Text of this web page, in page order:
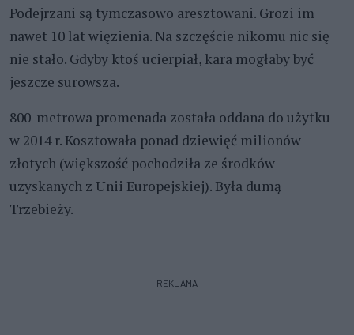
Podejrzani są tymczasowo aresztowani. Grozi im
nawet 10 lat więzienia. Na szczęście nikomu nic się
nie stało. Gdyby ktoś ucierpiał, kara mogłaby być
jeszcze surowsza.
800-metrowa promenada została oddana do użytku
w 2014 r. Kosztowała ponad dziewięć milionów
złotych (większość pochodziła ze środków
uzyskanych z Unii Europejskiej). Była dumą
Trzebieży.
REKLAMA